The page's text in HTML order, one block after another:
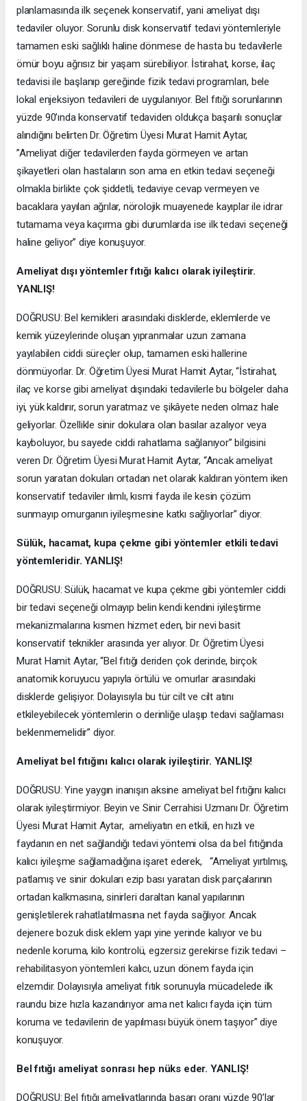
planlamasında ilk seçenek konservatif, yani ameliyat dışı
tedaviler oluyor. Sorunlu disk konservatif tedavi yöntemleriyle
tamamen eski sağlıklı haline dönmese de hasta bu tedavilerle
ömür boyu ağrısız bir yaşam sürebiliyor. İstirahat, korse, ilaç
tedavisi ile başlanıp gereğinde fizik tedavi programları, bele
lokal enjeksiyon tedavileri de uygulanıyor. Bel fıtığı sorunlarının
yüzde 90’ında konservatif tedaviden oldukça başarılı sonuçlar
alındığını belirten Dr. Öğretim Üyesi Murat Hamit Aytar,
”Ameliyat diğer tedavilerden fayda görmeyen ve artan
şikayetleri olan hastaların son ama en etkin tedavi seçeneği
olmakla birlikte çok şiddetli, tedaviye cevap vermeyen ve
bacaklara yayılan ağrılar, nörolojik muayenede kayıplar ile idrar
tutamama veya kaçırma gibi durumlarda ise ilk tedavi seçeneği
haline geliyor” diye konuşuyor.
Ameliyat dışı yöntemler fıtığı kalıcı olarak iyileştirir.
YANLIŞ!
DOĞRUSU: Bel kemikleri arasındaki disklerde, eklemlerde ve
kemik yüzeylerinde oluşan yıpranmalar uzun zamana
yayılabilen ciddi süreçler olup, tamamen eski hallerine
dönmüyorlar. Dr. Öğretim Üyesi Murat Hamit Aytar, “İstirahat,
ilaç ve korse gibi ameliyat dışındaki tedavilerle bu bölgeler daha
iyi, yük kaldırır, sorun yaratmaz ve şikâyete neden olmaz hale
geliyorlar. Özellikle sinir dokulara olan basılar azalıyor veya
kayboluyor, bu sayede ciddi rahatlama sağlanıyor” bilgisini
veren Dr. Öğretim Üyesi Murat Hamit Aytar, “Ancak ameliyat
sorun yaratan dokuları ortadan net olarak kaldıran yöntem iken
konservatif tedaviler ılımlı, kısmi fayda ile kesin çözüm
sunmayıp omurganın iyileşmesine katkı sağlıyorlar” diyor.
Sülük, hacamat, kupa çekme gibi yöntemler etkili tedavi
yöntemleridir. YANLIŞ!
DOĞRUSU: Sülük, hacamat ve kupa çekme gibi yöntemler ciddi
bir tedavi seçeneği olmayıp belin kendi kendini iyileştirme
mekanizmalarına kısmen hizmet eden, bir nevi basit
konservatif teknikler arasında yer alıyor. Dr. Öğretim Üyesi
Murat Hamit Aytar, “Bel fıtığı deriden çok derinde, birçok
anatomik koruyucu yapıyla örtülü ve omurlar arasındaki
disklerde gelişiyor. Dolayısıyla bu tür cilt ve cilt atını
etkileyebilecek yöntemlerin o derinliğe ulaşıp tedavi sağlaması
beklenmemelidir” diyor.
Ameliyat bel fıtığını kalıcı olarak iyileştirir. YANLIŞ!
DOĞRUSU: Yine yaygın inanışın aksine ameliyat bel fıtığını kalıcı
olarak iyileştirmiyor. Beyin ve Sinir Cerrahisi Uzmanı Dr. Öğretim
Üyesi Murat Hamit Aytar, ameliyatın en etkili, en hızlı ve
faydanın en net sağlandığı tedavi yöntemi olsa da bel fıtığında
kalıcı iyileşme sağlamadığına işaret ederek, “Ameliyat yırtılmış,
patlamış ve sinir dokuları ezip bası yaratan disk parçalarının
ortadan kalkmasına, sinirleri daraltan kanal yapılarının
genişletilerek rahatlatılmasına net fayda sağlıyor. Ancak
dejenere bozuk disk eklem yapı yine yerinde kalıyor ve bu
nedenle koruma, kilo kontrolü, egzersiz gerekirse fizik tedavi –
rehabilitasyon yöntemleri kalıcı, uzun dönem fayda için
elzemdir. Dolayısıyla ameliyat fıtık sorunuyla mücadelede ilk
raundu bize hızla kazandırıyor ama net kalıcı fayda için tüm
koruma ve tedavilerin de yapılması büyük önem taşıyor” diye
konuşuyor.
Bel fıtığı ameliyat sonrası hep nüks eder. YANLIŞ!
DOĞRUSU: Bel fıtığı ameliyatlarında başarı oranı yüzde 90’lar